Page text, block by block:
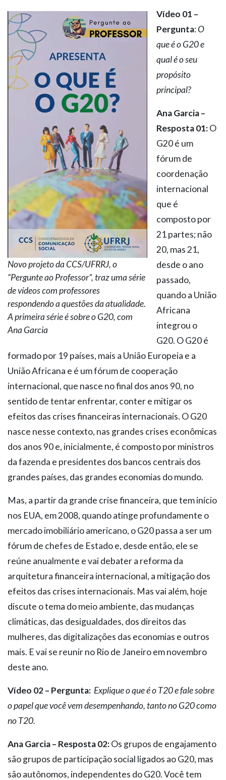
Novo projeto da CCS/UFRRJ, o
“Pergunte ao Professor”, traz uma série
de vídeos com professores
respondendo a questões da atualidade.
A primeira série é sobre o G20, com
Ana Garcia
Vídeo 01 –
Pergunta:O
que é o G20 e
qual é o seu
propósito
principal?
Ana Garcia –
Resposta 01:O
G20 é um
fórum de
coordenação
internacional
que é
composto por
21 partes; não
20, mas 21,
desde o ano
passado,
quando a União
Africana
integrou o
G20. O G20 é
formado por 19 países, mais a União Europeia e a
União Africana e é um fórum de cooperação
internacional, que nasce no final dos anos 90, no
sentido de tentar enfrentar, conter e mitigar os
efeitos das crises financeiras internacionais. O G20
nasce nesse contexto, nas grandes crises econômicas
dos anos 90 e, inicialmente, é composto por ministros
da fazenda e presidentes dos bancos centrais dos
grandes países, das grandes economias do mundo.
Mas, a partir da grande crise financeira, que tem início
nos EUA, em 2008, quando atinge profundamente o
mercado imobiliário americano, o G20 passa a ser um
fórum de chefes de Estado e, desde então, ele se
reúne anualmente e vai debater a reforma da
arquitetura financeira internacional, a mitigação dos
efeitos das crises internacionais. Mas vai além, hoje
discute o tema do meio ambiente, das mudanças
climáticas, das desigualdades, dos direitos das
mulheres, das digitalizações das economias e outros
mais. E vai se reunir no Rio de Janeiro em novembro
deste ano.
Vídeo 02 – Pergunta: Explique o que é o T20 e fale sobre
o papel que você vem desempenhando, tanto no G20 como
no T20.
Ana Garcia – Resposta 02:Os grupos de engajamento
são grupos de participação social ligados ao G20, mas
são autônomos, independentes do G20. Você tem